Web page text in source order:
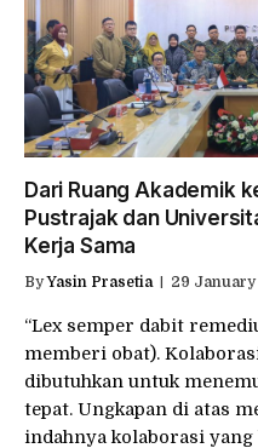
Dari Ruang Akademik
Pustrajak dan
Kerja Sama
By Yasin Prasetia 29 January
“Lex semper dabit
memberi obat).
dibutuhkan untuk
tepat. Ungkapan di atas
indahnya kolaborasi